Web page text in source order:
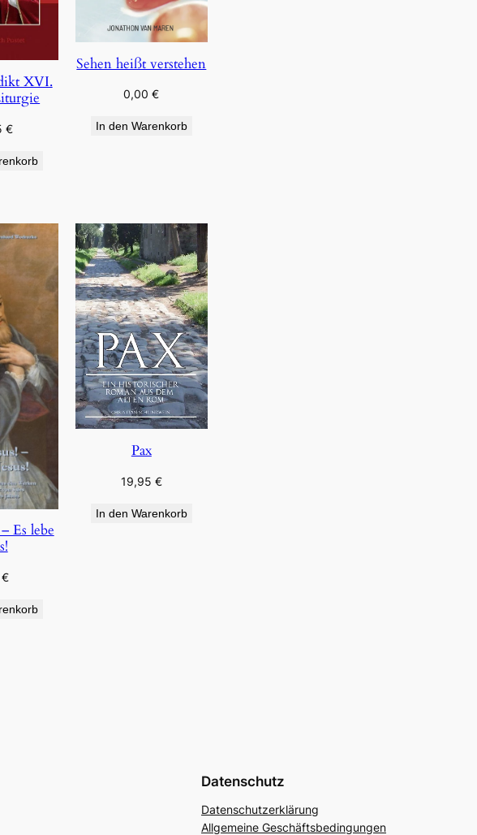
XVI.
€
Sehen heißt verstehen
0,00€
In den Warenkorb
Es lebe
€
Pax
19,95 €
In den Warenkorb
Datenschutz
Datenschutzerklärung
Allgemeine Geschäftsbedingungen